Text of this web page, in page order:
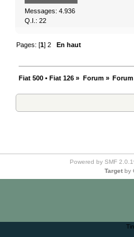
Messages: 4.936
Q.I.: 22
Pages: [1]2 En haut
Fiat 500 • Fiat 126 » Forum»
Powered by SMF
Target by